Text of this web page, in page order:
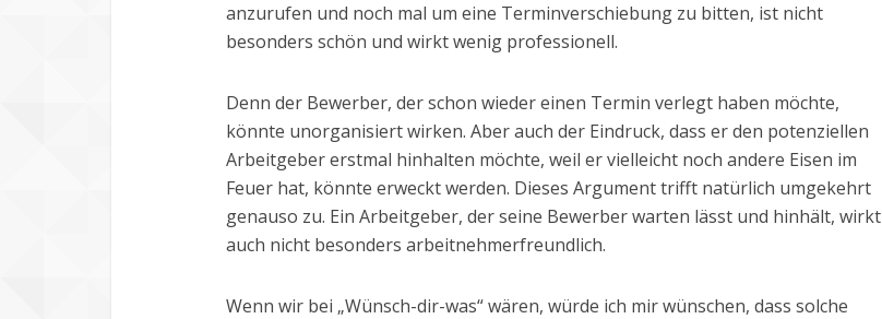
anzurufen und noch mal um eine Terminverschiebung zu bitten, ist nicht
besonders schön und wirkt wenig professionell.
Denn der Bewerber, der schon wieder einen Termin verlegt haben möchte,
könnte unorganisiert wirken. Aber auch der Eindruck, dass er den potenziellen
Arbeitgeber erstmal hinhalten möchte, weil er vielleicht noch andere Eisen im
Feuer hat, könnte erweckt werden. Dieses Argument trifft natürlich umgekehrt
genauso zu. Ein Arbeitgeber, der seine Bewerber warten lässt und hinhält, wirkt
auch nicht besonders arbeitnehmerfreundlich.
Wenn wir bei „Wünsch-dir-was“ wären, würde ich mir wünschen, dass solche